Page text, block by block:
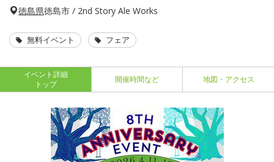
徳島県徳島市 / 2nd Story Ale Works
無料イベント フェア
イベント詳細
トップ
開催時間など 地図・アクセス